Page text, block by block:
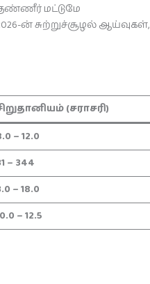
மட்டுமே
ன் சுற்றுச்சூழல் ஆய்வுகள்,
(சராசரி)
– 12.0
– 344
– 18.0
– 12.5